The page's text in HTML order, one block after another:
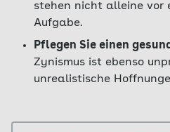
stehen nicht alleine vor
Aufgabe.
Pflegen Sie einen
Zynismus ist ebenso
unrealistische